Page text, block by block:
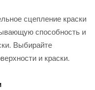
сцепление краски
способность и
Выбирайте
и краски.